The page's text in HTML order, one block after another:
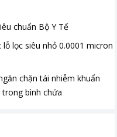
chuẩn Bộ Y Tế
lọc siêu nhỏ 0.0001 micron
chặn tái nhiễm khuẩn
bình chứa